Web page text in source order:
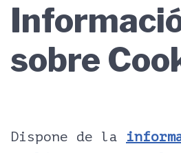
sobre
Dispone de la